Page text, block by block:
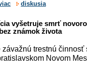
diskusia
vyšetruje smrť
známok života
trestnú
Novom